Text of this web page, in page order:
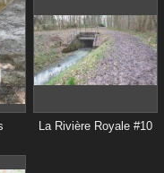
La Rivière Royale #10